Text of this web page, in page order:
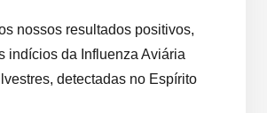
nossos resultados positivos,
indícios da Influenza Aviária
detectadas no Espírito